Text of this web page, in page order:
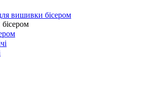
вишивки бісером